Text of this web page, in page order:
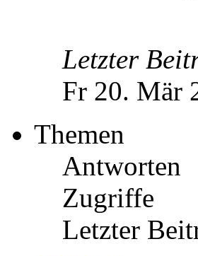
Letzter
Fr 20. Mär
Themen
Antworten
Zugriffe
Letzter